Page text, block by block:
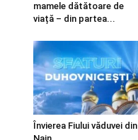
mamele dătătoare de
viață – din partea...
Învierea Fiului văduvei din